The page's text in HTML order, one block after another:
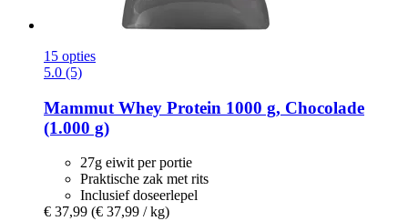
15 opties
5.0 (5)
Mammut Whey Protein 1000 g, Chocolade
(1.000 g)
27g eiwit per portie
Praktische zak met rits
Inclusief doseerlepel
€ 37,99 (€ 37,99 / kg)